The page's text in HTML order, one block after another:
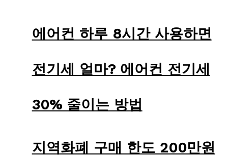
에어컨 하루 8시간 사용하면
전기세 얼마? 에어컨 전기세
30% 줄이는 방법
지역화폐 구매 한도 200만원